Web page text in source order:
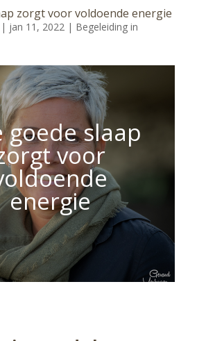
zorgt voor voldoende energie
| jan 11, 2022| Begeleiding in
goede slaap
voor
energie